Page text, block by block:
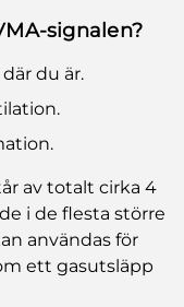
signalen?
du är.
av totalt cirka 4
i de flesta större
användas för
ett gasutsläpp